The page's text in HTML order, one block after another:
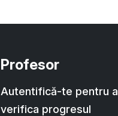
Profesor
Autentifică-te pentru a
verifica progresul